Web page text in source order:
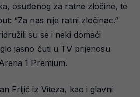
osuđenog za ratne zločine, te
“Za nas nije ratni zločinac.”
su se i neki domaći
jasno čuti u TV prijenosu
1 Premium.
Frljić iz Viteza, kao i glavni